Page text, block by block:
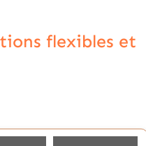
flexibles et